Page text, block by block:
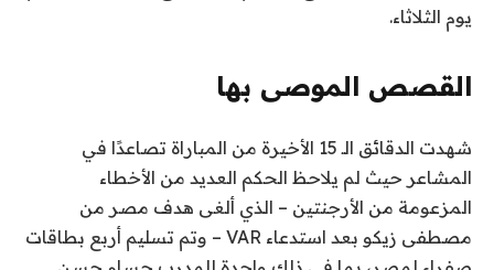
يوم الثلاثاء.
القصص الموصى بها
ق
ا
ئ
ن
ه
ا
شهدت الدقائق الـ 15 الأخيرة من المباراة تصاعدًا في
المشاعر حيث لم يلاحظ الحكم العديد من الأخطاء
المزعومة من الأرجنتين – الذي ألغى هدف مصر من
مصطفى زيكو بعد استدعاء VAR – وتم تسليم أربع بطاقات